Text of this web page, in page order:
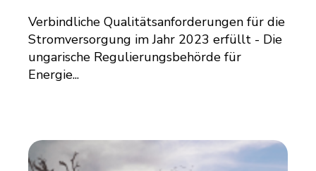
Verbindliche Qualitätsanforderungen für die
Stromversorgung im Jahr 2023 erfüllt - Die
ungarische Regulierungsbehörde für
Energie...